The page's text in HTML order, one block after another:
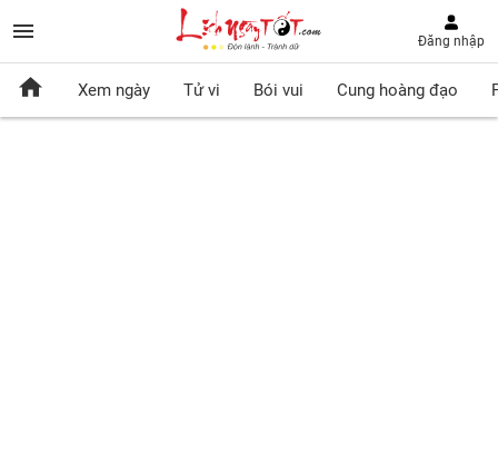
Đăng nhập
Xem ngày Tử vi Bói vui Cung hoàng đạo